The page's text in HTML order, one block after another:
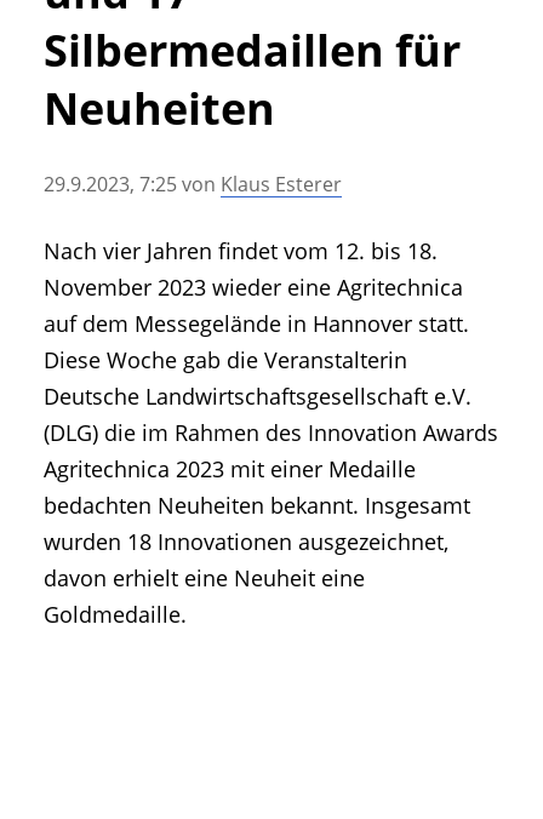
• Messen und Veranstaltungen
• Mitteilung der Redaktion
• Agritechnica Neuheiten Archiv
Silbermedaillen für
Neuheiten
29.9.2023, 7:25von Klaus Esterer
Nach vier Jahren findet vom 12. bis 18.
November 2023 wieder eine Agritechnica
auf dem Messegelände in Hannover statt.
Diese Woche gab die Veranstalterin
Deutsche Landwirtschaftsgesellschaft e.V.
(DLG) die im Rahmen des Innovation Awards
Agritechnica 2023 mit einer Medaille
bedachten Neuheiten bekannt. Insgesamt
wurden 18 Innovationen ausgezeichnet,
davon erhielt eine Neuheit eine
Goldmedaille.